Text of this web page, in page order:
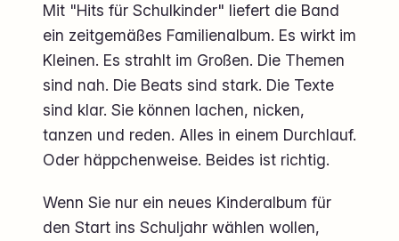
Mit "Hits für Schulkinder" liefert die Band
ein zeitgemäßes Familienalbum. Es wirkt im
Kleinen. Es strahlt im Großen. Die Themen
sind nah. Die Beats sind stark. Die Texte
sind klar. Sie können lachen, nicken,
tanzen und reden. Alles in einem Durchlauf.
Oder häppchenweise. Beides ist richtig.
Wenn Sie nur ein neues Kinderalbum für
den Start ins Schuljahr wählen wollen,